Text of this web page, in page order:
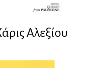
Αλεξίου